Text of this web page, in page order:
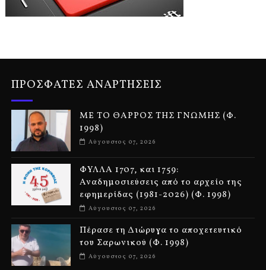
ΠΡΟΣΦΑΤΕΣ ΑΝΑΡΤΗΣΕΙΣ
ΜΕ ΤΟ ΘΑΡΡΟΣ ΤΗΣ ΓΝΩΜΗΣ (Φ.
1998)
Αύγουστος 07, 2026
ΦΥΛΛΑ 1707, και 1759:
Αναδημοσιεύσεις από το αρχείο της
εφημερίδας (1981-2026) (Φ. 1998)
Αύγουστος 07, 2026
Πέρασε τη Διώρυγα το αποχετευτικό
του Σαρωνικού (Φ. 1998)
Αύγουστος 07, 2026